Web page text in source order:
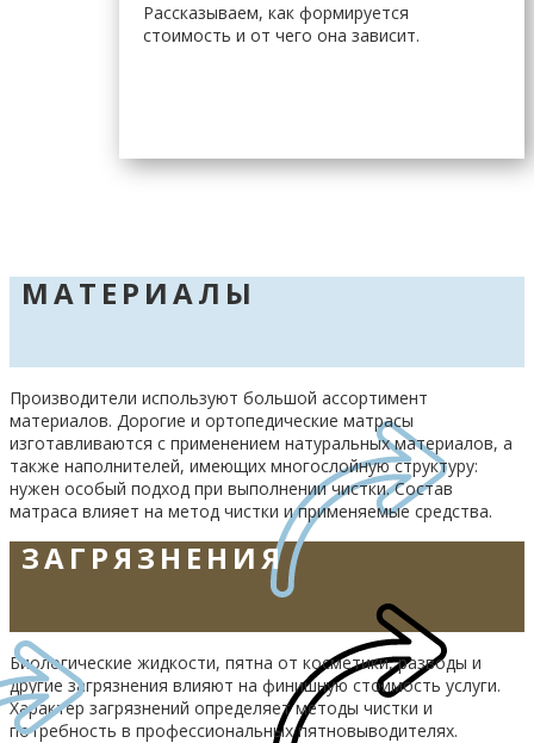
Рассказываем, как формируется
стоимость и от чего она зависит.
МАТЕРИАЛЫ
Производители используют большой ассортимент
материалов. Дорогие и ортопедические матрасы
изготавливаются с применением натуральных материалов, а
также наполнителей, имеющих многослойную структуру:
нужен особый подход при выполнении чистки. Состав
матраса влияет на метод чистки и применяемые средства.
ЗАГРЯЗНЕНИЯ
Биологические жидкости, пятна от косметики, разводы и
другие загрязнения влияют на финишную стоимость услуги.
Характер загрязнений определяет методы чистки и
потребность в профессиональных пятновыводителях.